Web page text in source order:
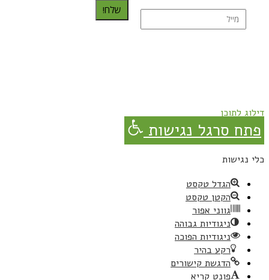
שלח!
דילוג לתוכן
פתח סרגל נגישות
כלי נגישות
הגדל טקסט
הקטן טקסט
גווני אפור
ניגודיות גבוהה
ניגודיות הפוכה
רקע בהיר
הדגשת קישורים
פונט קריא